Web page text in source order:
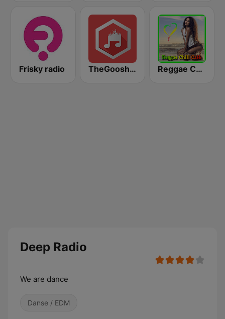
Frisky radio TheGoosh Radio - Deep House Reggae Chill Café
Deep Radio
We are dance
Danse / EDM